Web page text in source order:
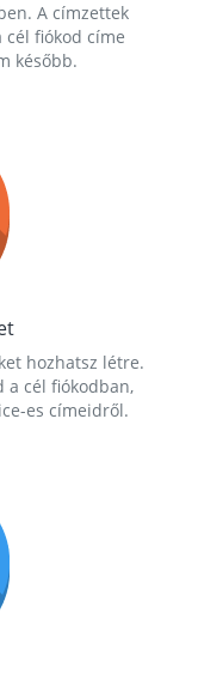
A címzettek
cél fiókod címe
később.
hozhatsz létre.
a cél fiókodban,
es címeidről.